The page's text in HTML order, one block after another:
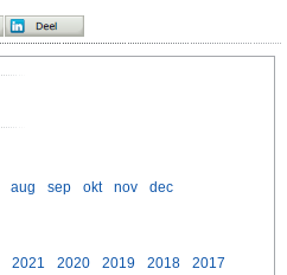
aug sep okt nov dec
2021 2020 2019 2018
2017